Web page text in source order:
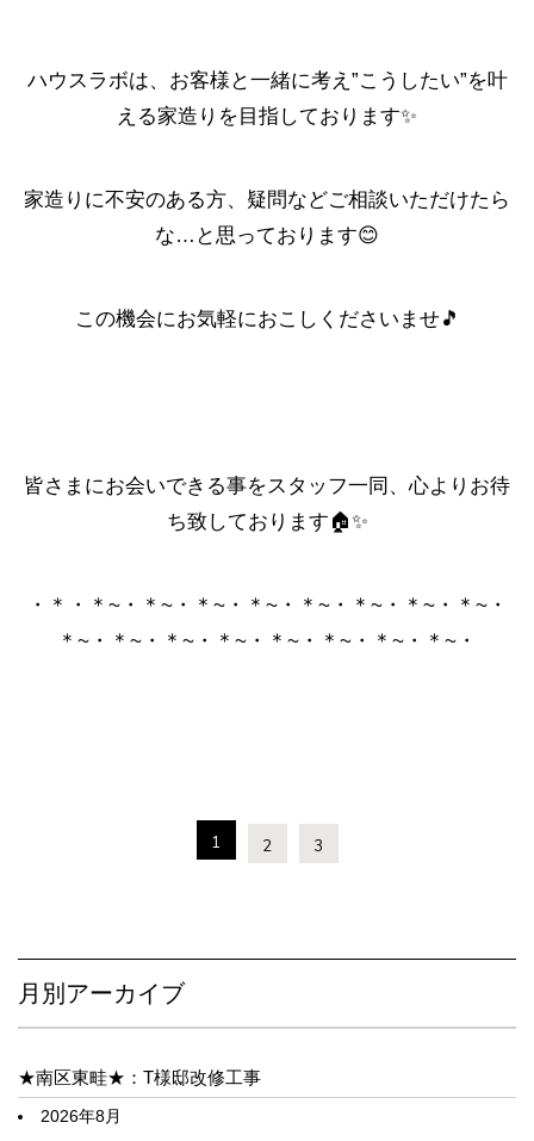
ハウスラボは、お客様と一緒に考え”こうしたい”を叶
える家造りを目指しております✨
家造りに不安のある方、疑問などご相談いただけたら
な…と思っております😊
この機会にお気軽におこしくださいませ🎵
皆さまにお会いできる事をスタッフ一同、心よりお待
ち致しております🏠✨
・＊・＊~・＊~・＊~・＊~・＊~・＊~・＊~・＊~・
＊~・＊~・＊~・＊~・＊~・＊~・＊~・＊~・
1 2 3
月別アーカイブ
★南区東畦★：T様邸改修工事
2026年8月